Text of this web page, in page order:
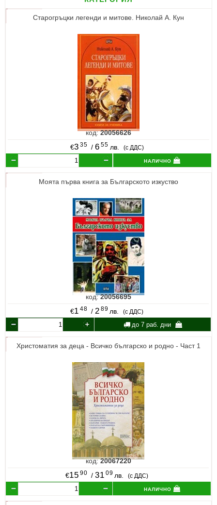
Старогръцки легенди и митове. Николай A. Кун
код:20056626
€3 35 /6 55 лв. (с ДДС)
налично
Моята първа книга за Българското изкуство
код:20056695
€1 48 / 2 89 лв. (с ДДС)
до 7 раб. дни
Христоматия за деца - Всичко българско и родно - Част 1
код:20067220
€15 90 / 31 09 лв. (с ДДС)
налично